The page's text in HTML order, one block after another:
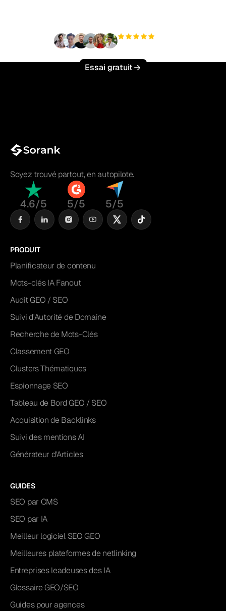
Essai gratuit
Soyez trouvé partout, en autopilote.
4.6/5 5/5 5/5
PRODUIT
Planificateur de contenu
Mots-clés IA Fanout
Audit GEO / SEO
Suivi d'Autorité de Domaine
Recherche de Mots-Clés
Classement GEO
Clusters Thématiques
Espionnage SEO
Tableau de Bord GEO / SEO
Acquisition de Backlinks
Suivi des mentions AI
Générateur d'Articles
GUIDES
SEO par CMS
SEO par IA
Meilleur logiciel SEO GEO
Meilleures plateformes de netlinking
Entreprises leadeuses des IA
Glossaire GEO/SEO
Guides pour agences